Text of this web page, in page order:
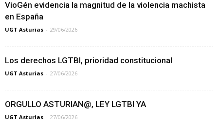
VioGén evidencia la magnitud de la violencia machista
en España
UGT Asturias - 29/06/2026
Los derechos LGTBI, prioridad constitucional
UGT Asturias - 27/06/2026
ORGULLO ASTURIAN@, LEY LGTBI YA
UGT Asturias - 27/06/2026